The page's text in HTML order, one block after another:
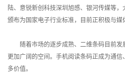
陆、意锐新创科技深圳旭感、银河传媒等
颁布为国家电子行业标准，目前正积极与媒
随着市场的逐步成熟、二维条码目前发
更加广阔的空间。手机阅读条码正成为通
多价值。